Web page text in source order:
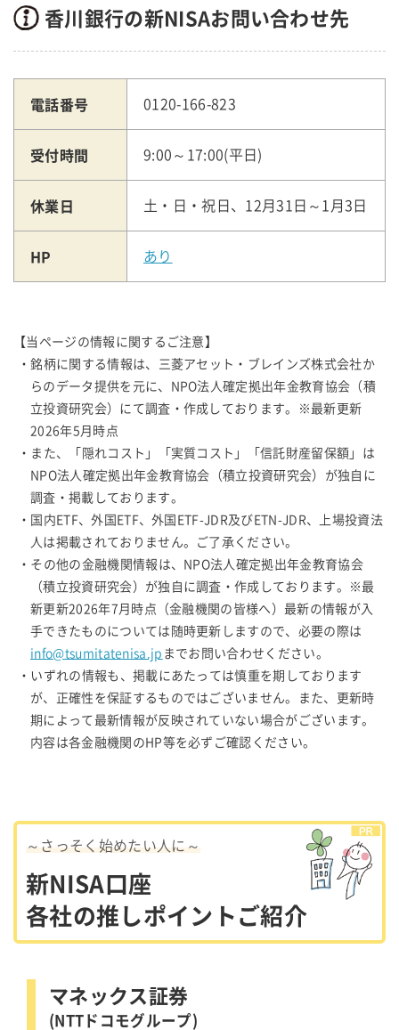
香川銀行の新NISAお問い合わせ先
電話番号 0120-166-823
受付時間 9:00～17:00(平日)
休業日 土・日・祝日、12月31日～1月3日
HP あり
【当ページの情報に関するご注意】
・銘柄に関する情報は、三菱アセット・ブレインズ株式会社か
らのデータ提供を元に、NPO法人確定拠出年金教育協会（積
立投資研究会）にて調査・作成しております。※最新更新
2026年5月時点
・また、「隠れコスト」「実質コスト」「信託財産留保額」は
NPO法人確定拠出年金教育協会（積立投資研究会）が独自に
調査・掲載しております。
・国内ETF、外国ETF、外国ETF-JDR及びETN-JDR、上場投資法
人は掲載されておりません。ご了承ください。
・その他の金融機関情報は、NPO法人確定拠出年金教育協会
（積立投資研究会）が独自に調査・作成しております。※最
新更新2026年7月時点（金融機関の皆様へ）最新の情報が入
手できたものについては随時更新しますので、必要の際は
info@tsumitatenisa.jp までお問い合わせください。
・いずれの情報も、掲載にあたっては慎重を期しております
が、正確性を保証するものではございません。また、更新時
期によって最新情報が反映されていない場合がございます。
内容は各金融機関のHP等を必ずご確認ください。
～さっそく始めたい人に～
新NISA口座
各社の推しポイントご紹介
マネックス証券
(NTTドコモグループ)